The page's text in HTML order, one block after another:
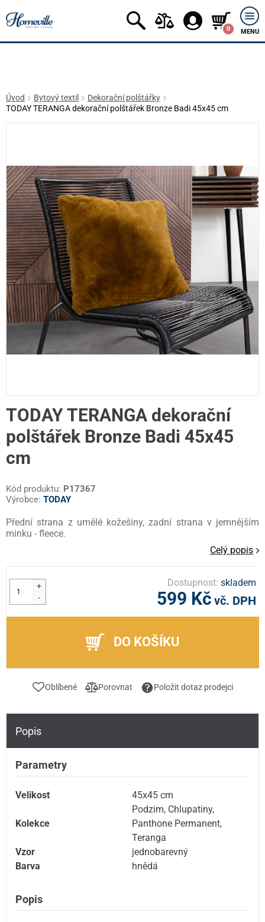
0 MENU
Úvod Bytový textil
Dekorační polštářky
TODAY TERANGA dekorační polštářek Bronze Badi 45x45 cm
TODAY TERANGA dekorační
polštářek Bronze Badi 45x45
cm
Kód produktu: P17367
Výrobce: TODAY
Přední strana z umělé kožešiny, zadní strana v jemnějším
minku - fleece.
Celý popis
+
-
Dostupnost:skladem
599 Kč vč. DPH
DO KOŠÍKU
Oblíbené Porovnat Položit dotaz prodejci
Popis
Parametry
Velikost 45x45 cm
Kolekce
Podzim, Chlupatiny,
Panthone Permanent,
Teranga
Vzor
jednobarevný
Barva
hnědá
Popis